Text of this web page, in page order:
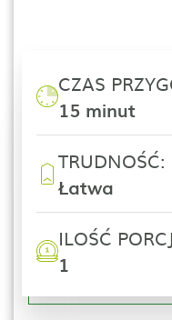
CZAS
15 minut
TRUDNOŚĆ:
Łatwa
ILOŚĆ
1